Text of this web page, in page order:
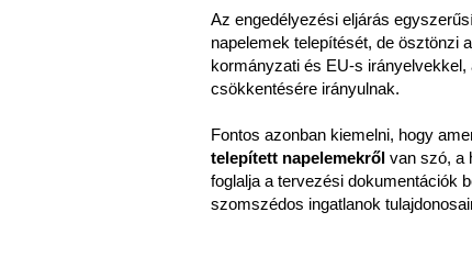
Az engedélyezési eljárás
napelemek telepítését, de ösztönzi a
kormányzati és EU-s
csökkentésére irányulnak.
Fontos azonban kiemelni, hogy
telepített napelemekről van szó, a
foglalja a tervezési dokumentációk
szomszédos ingatlanok